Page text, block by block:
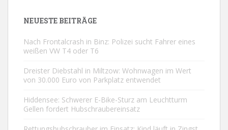
NEUESTE BEITRÄGE
Nach Frontalcrash in Binz: Polizei sucht Fahrer eines
weißen VW T4 oder T6
Dreister Diebstahl in Miltzow: Wohnwagen im Wert
von 30.000 Euro von Parkplatz entwendet
Hiddensee: Schwerer E-Bike-Sturz am Leuchtturm
Gellen fordert Hubschraubereinsatz